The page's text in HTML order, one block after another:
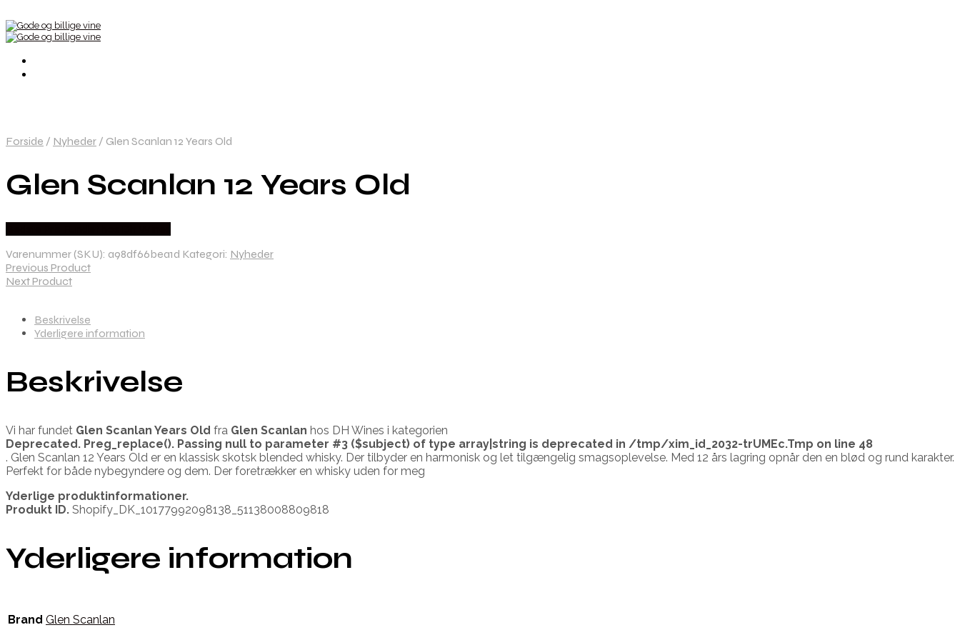
Forside / Nyheder / Glen Scanlan 12 Years Old
Glen Scanlan 12 Years Old
Varenummer (SKU): a98df66bea1d Kategori: Nyheder
Previous Product
Next Product
Beskrivelse
Yderligere information
Beskrivelse
Vi har fundet Glen Scanlan Years Old fra Glen Scanlan hos DH Wines i kategorien
Deprecated. Preg_replace(). Passing null to parameter #3 ($subject) of type array|string is deprecated in /tmp/xim_id_2032-trUMEc.Tmp on line 48
. Glen Scanlan 12 Years Old er en klassisk skotsk blended whisky. Der tilbyder en harmonisk og let tilgængelig smagsoplevelse. Med 12 års lagring opnår den en blød og rund karakter.
Perfekt for både nybegyndere og dem. Der foretrækker en whisky uden for meg
Yderlige produktinformationer.
Produkt ID. Shopify_DK_10177992098138_51138008809818
Yderligere information
Brand Glen Scanlan